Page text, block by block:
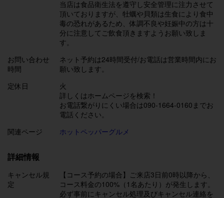
当店は食品衛生法を遵守し安全管理に注力させて
頂いておりますが、牡蠣や貝類は生食により食中
毒の恐れがあるため、体調不良や妊娠中の方は十
分に注意してご飲食頂きますようお願い致しま
す。
お問い合わせ
時間
ネット予約は24時間受付/お電話は営業時間内にお
願い致します。
定休日
火
詳しくはホームページを検索！
お電話繋がりにくい場合は090-1664-0160までお
電話ください。
関連ページ
ホットペッパーグルメ
詳細情報
キャンセル規
定
【コース予約の場合】ご来店3日前0時以降から、
コース料金の100%（1名あたり）が発生します。
必ず事前にキャンセル処理及びキャンセル連絡を